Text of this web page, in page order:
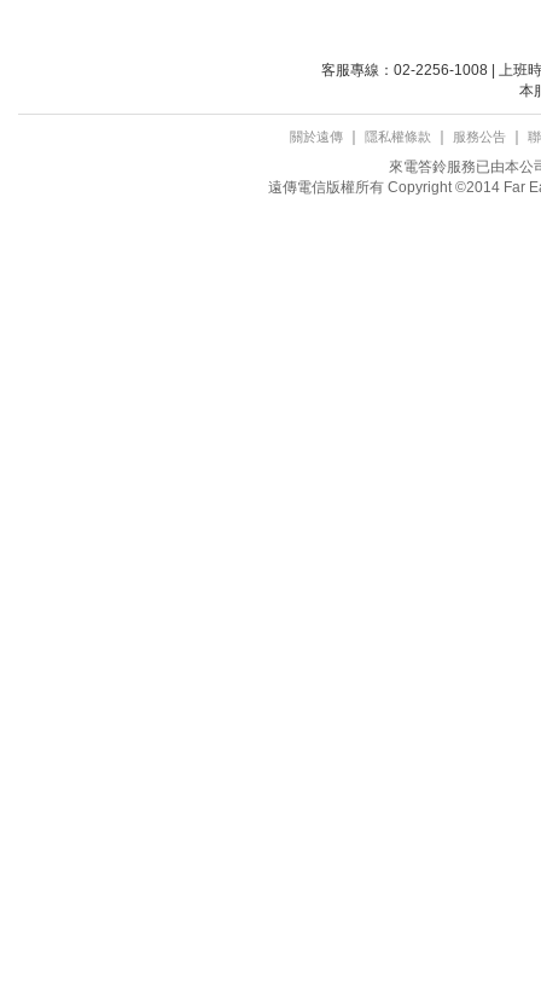
客服專線：02-2256-1008 | 上班
本
關於遠傳｜ 隱私權條款 服務公告｜
來電答鈴服務已由本公
遠傳電信版權所有 Copyright ©2014 Far